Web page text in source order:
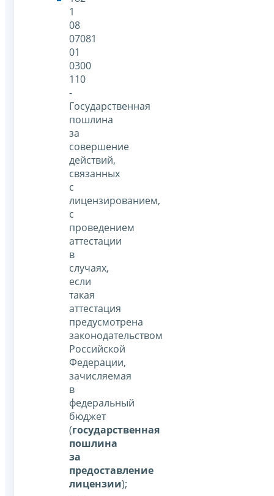
1
08
07081
01
0300
110
-
Государственная
пошлина
за
совершение
действий,
связанных
с
лицензированием,
с
проведением
аттестации
в
случаях,
если
такая
аттестация
предусмотрена
законодательством
Российской
Федерации,
зачисляемая
в
федеральный
бюджет
(государственная
пошлина
за
предоставление
лицензии);